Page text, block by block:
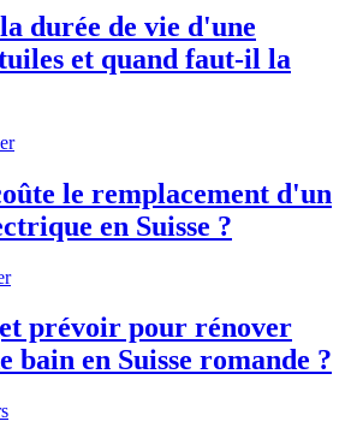
durée de vie d'une
et quand faut-il la
le remplacement d'un
en Suisse ?
prévoir pour rénover
bain en Suisse romande ?